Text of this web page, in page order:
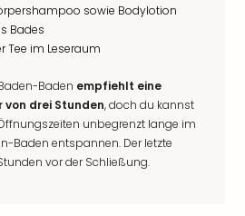
sowie Bodylotion
Bades
Tee im Leseraum
Baden empfiehlt eine
drei Stunden, doch du kannst
unbegrenzt lange im
Baden entspannen. Der letzte
vor der Schließung.